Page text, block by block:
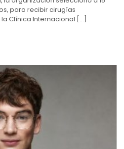
para recibir cirugías
Clínica Internacional […]